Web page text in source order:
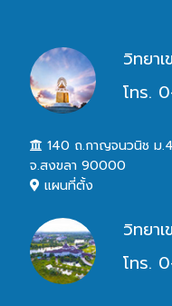
วิทยา
โทร.
140 ถ.กาญจนวนิช ม.4
จ.สงขลา 90000
แผนที่ตั้ง
วิทยา
โทร.